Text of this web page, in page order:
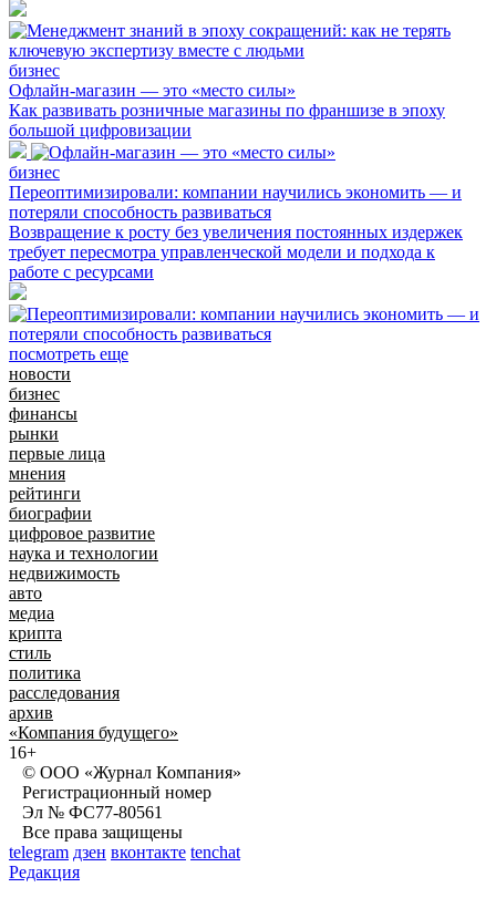
бизнес
Офлайн-магазин — это «место силы»
Как развивать розничные магазины по франшизе в эпоху
большой цифровизации
бизнес
Переоптимизировали: компании научились экономить — и
потеряли способность развиваться
Возвращение к росту без увеличения постоянных издержек
требует пересмотра управленческой модели и подхода к
работе с ресурсами
посмотреть еще
новости
бизнес
финансы
рынки
первые лица
мнения
рейтинги
биографии
цифровое развитие
наука и технологии
недвижимость
авто
медиа
крипта
стиль
политика
расследования
архив
«Компания будущего»
16+
© ООО «Журнал Компания»
Регистрационный номер
Эл № ФС77-80561
Все права защищены
telegram дзен вконтакте tenchat
Редакция